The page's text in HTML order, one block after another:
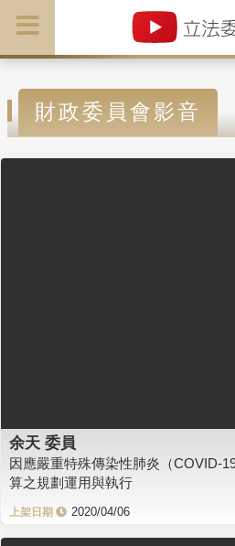
財政委員會影音
余天 委員
因應嚴重特殊傳染性肺炎（COVID-
算之規劃運用與執行
2020/04/06